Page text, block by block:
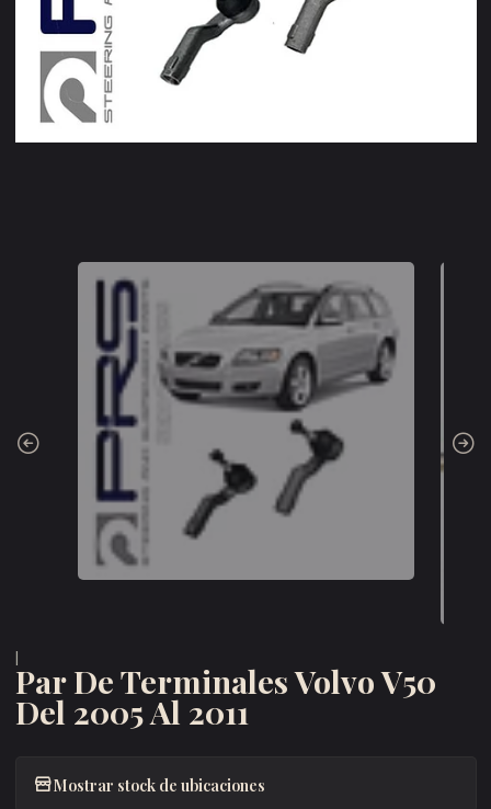
Par De Terminales Volvo V50
Del 2005 Al 2011
Mostrar stock de ubicaciones